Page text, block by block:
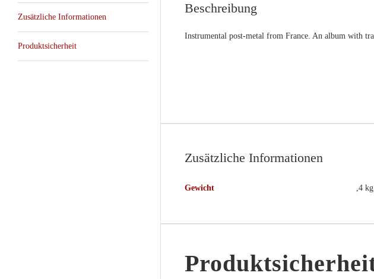
Zusätzliche Informationen
Produktsicherheit
Beschreibung
Instrumental post-metal from France. An album with
Zusätzliche Informationen
Gewicht ,4 kg